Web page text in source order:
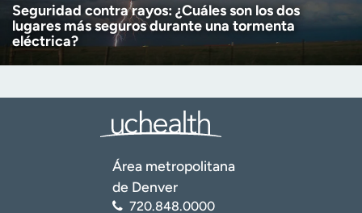
Seguridad contra rayos: ¿Cuáles son los dos
lugares más seguros durante una tormenta
eléctrica?
Área metropolitana
de Denver
720.848.0000